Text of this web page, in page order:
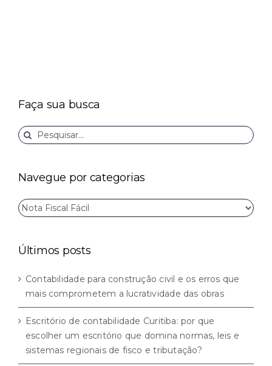
Faça sua busca
Buscar
resultados
Navegue por categorias
Navegue
por
Últimos posts
Contabilidade para construção civil e os erros que
mais comprometem a lucratividade das obras
Escritório de contabilidade Curitiba: por que
escolher um escritório que domina normas, leis e
sistemas regionais de fisco e tributação?